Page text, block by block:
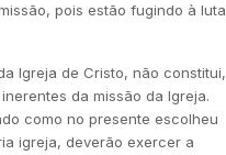
pois estão fugindo à luta
Igreja de Cristo, não constitui,
da missão da Igreja.
como no presente escolheu
igreja, deverão exercer a